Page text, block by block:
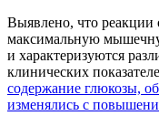
Выявлено, что реакции
максимальную
и характеризуются
клинических
содержание глюкозы,
изменялись с